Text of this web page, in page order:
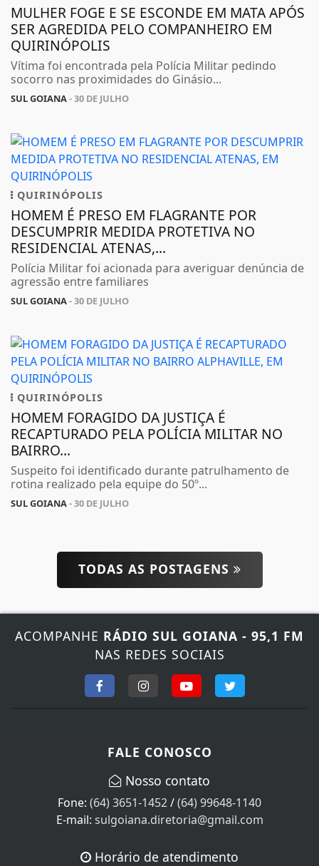
MULHER FOGE E SE ESCONDE EM MATA APÓS
SER AGREDIDA PELO COMPANHEIRO EM
QUIRINÓPOLIS
Vítima foi encontrada pela Polícia Militar pedindo
socorro nas proximidades do Ginásio...
SUL GOIANA- 30 DE JULHO
QUIRINÓPOLIS
HOMEM É PRESO EM FLAGRANTE POR
DESCUMPRIR MEDIDA PROTETIVA NO
RESIDENCIAL ATENAS,...
Polícia Militar foi acionada para averiguar denúncia de
agressão entre familiares
SUL GOIANA- 30 DE JULHO
QUIRINÓPOLIS
HOMEM FORAGIDO DA JUSTIÇA É
RECAPTURADO PELA POLÍCIA MILITAR NO
BAIRRO...
Suspeito foi identificado durante patrulhamento de
rotina realizado pela equipe do 50º...
SUL GOIANA- 30 DE JULHO
TODAS AS POSTAGENS
ACOMPANHE RÁDIO SUL GOIANA - 95,1 FM
NAS REDES SOCIAIS
FALE CONOSCO
Nosso contato
Fone: (64) 3651-1452/(64) 99648-1140
E-mail: sulgoiana.diretoria@gmail.com
Horário de atendimento